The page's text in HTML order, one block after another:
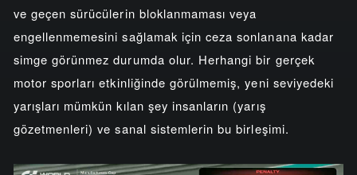
ve geçen sürücülerin bloklanmaması veya
engellenmemesini sağlamak için ceza sonlanana kadar
simge görünmez durumda olur. Herhangi bir gerçek
motor sporları etkinliğinde görülmemiş, yeni seviyedeki
yarışları mümkün kılan şey insanların (yarış
gözetmenleri) ve sanal sistemlerin bu birleşimi.